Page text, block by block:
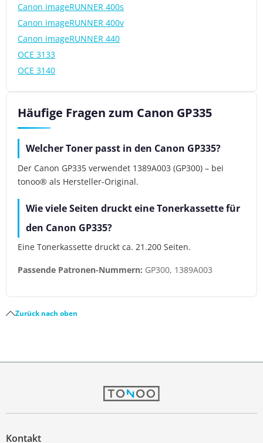
Canon imageRUNNER 400s
Canon imageRUNNER 400v
Canon imageRUNNER 440
OCE 3133
OCE 3140
Häufige Fragen zum Canon GP335
Welcher Toner passt in den Canon GP335?
Der Canon GP335 verwendet 1389A003 (GP300) – bei
tonoo® als Hersteller-Original.
Wie viele Seiten druckt eine Tonerkassette für
den Canon GP335?
Eine Tonerkassette druckt ca. 21.200 Seiten.
Passende Patronen-Nummern: GP300, 1389A003
Zurück nach oben
Kontakt